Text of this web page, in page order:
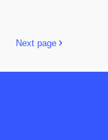
Next page